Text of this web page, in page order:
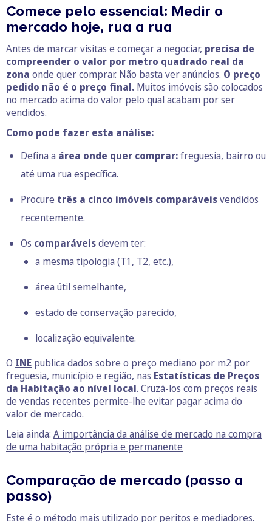
Comece pelo essencial: Medir o
mercado hoje, rua a rua
Antes de marcar visitas e começar a negociar, precisa de
compreender o valor por metro quadrado real da
zona onde quer comprar. Não basta ver anúncios. O preço
pedido não é o preço final. Muitos imóveis são colocados
no mercado acima do valor pelo qual acabam por ser
vendidos.
Como pode fazer esta análise:
Defina a área onde quer comprar:freguesia, bairro ou
até uma rua específica.
Procure três a cinco imóveis comparáveisvendidos
recentemente.
Os comparáveisdevem ter:
a mesma tipologia (T1, T2, etc.),
área útil semelhante,
estado de conservação parecido,
localização equivalente.
O INE publica dados sobre o preço mediano por m2 por
freguesia, município e região, nas Estatísticas de Preços
da Habitação ao nível local. Cruzá-los com preços reais
de vendas recentes permite-lhe evitar pagar acima do
valor de mercado.
Leia ainda: A importância da análise de mercado na compra
de uma habitação própria e permanente
Comparação de mercado (passo a
passo)
Este é o método mais utilizado por peritos e mediadores.